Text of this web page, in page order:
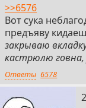
>>6576
Вот сука
предъяву
закрываю
кастрюлю говна,
Ответы 6578